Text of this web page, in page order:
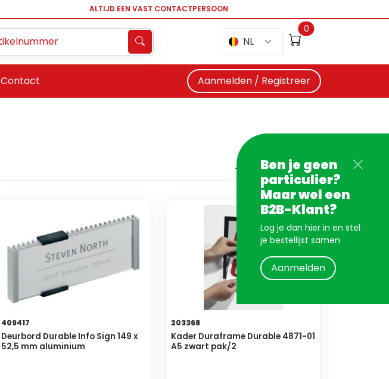
ALTIJD EEN VAST CONTACTPERSOON
NL
0
Contact Aanmelden / Registreer
Ben je geen
particulier?
Maar wel een
B2B-Klant?
Log je dan hier in en stel
je bestellijst samen
Aanmelden
409417
Deurbord Durable Info Sign 149 x
52,5 mm aluminium
203368
Kader Duraframe Durable 4871-01
A5 zwart pak/2